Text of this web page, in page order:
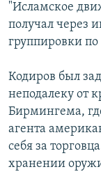
"Исламское
получал через
группировки
Кодиров был
неподалеку от
Бирмингема,
агента
себя за
хранении